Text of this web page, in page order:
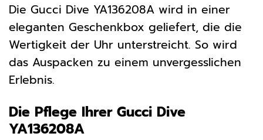
Die Gucci Dive YA136208A wird in einer
eleganten Geschenkbox geliefert, die die
Wertigkeit der Uhr unterstreicht. So wird
das Auspacken zu einem unvergesslichen
Erlebnis.
Die Pflege Ihrer Gucci Dive
YA136208A